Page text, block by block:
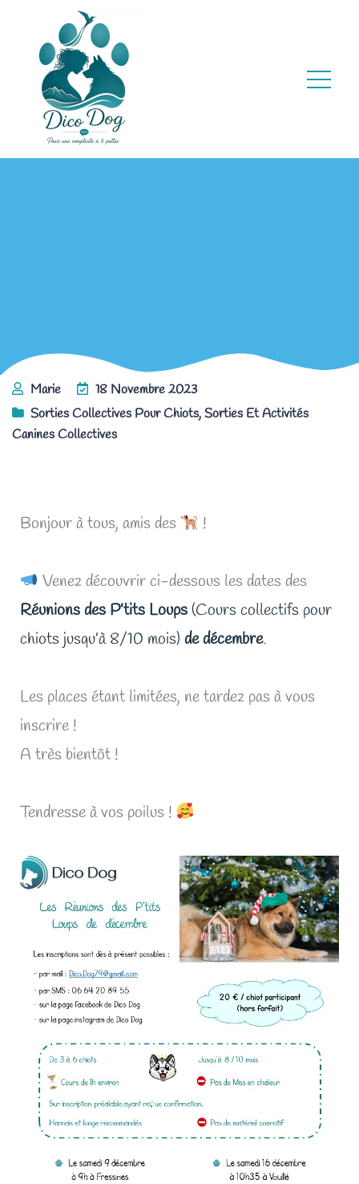
Marie
18 Novembre 2023
Sorties Collectives Pour Chiots,Sorties Et Activités
Canines Collectives
Bonjour à tous, amis des !
Venez découvrir ci-dessous les dates des
Réunions des P’tits Loups(Cours collectifs pour
chiots jusqu’à 8/10 mois) de décembre.
Les places étant limitées, ne tardez pas à vous
inscrire !
A très bientôt !
Tendresse à vos poilus !